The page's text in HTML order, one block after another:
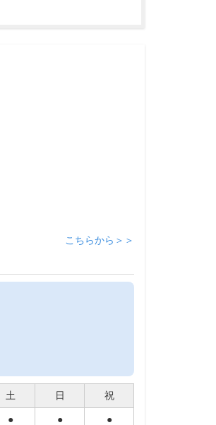
こちらから＞＞
土 日 祝
● ● ●